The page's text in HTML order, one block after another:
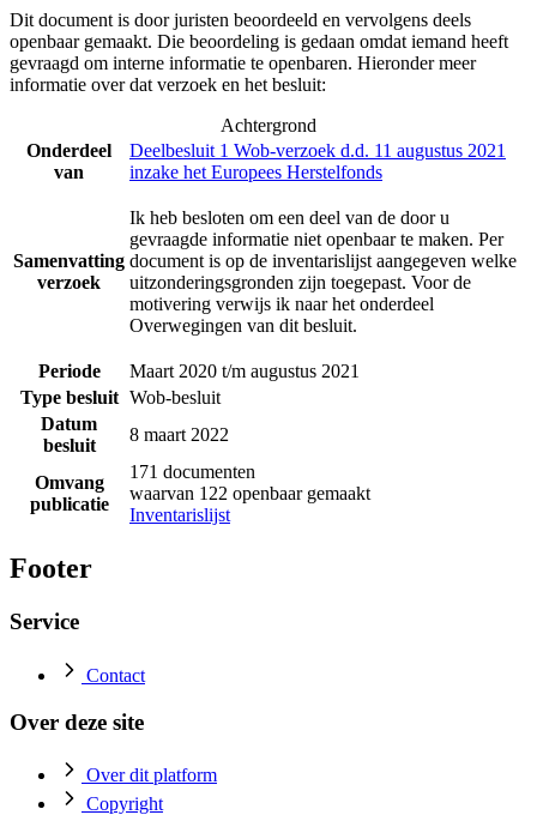
Dit document is door juristen beoordeeld en vervolgens deels
openbaar gemaakt. Die beoordeling is gedaan omdat iemand heeft
gevraagd om interne informatie te openbaren. Hieronder meer
informatie over dat verzoek en het besluit:
Achtergrond
Onderdeel
van
Deelbesluit 1 Wob-verzoek d.d. 11 augustus 2021
inzake het Europees Herstelfonds
Samenvatting
verzoek
Ik heb besloten om een deel van de door u
gevraagde informatie niet openbaar te maken. Per
document is op de inventarislijst aangegeven welke
uitzonderingsgronden zijn toegepast. Voor de
motivering verwijs ik naar het onderdeel
Overwegingen van dit besluit.
Periode
Maart 2020 t/m augustus 2021
Type besluit Wob-besluit
Datum
besluit
8 maart 2022
Omvang
publicatie
171 documenten
waarvan 122 openbaar gemaakt
Inventarislijst
Footer
Service
Contact
Over deze site
Over dit platform
Copyright